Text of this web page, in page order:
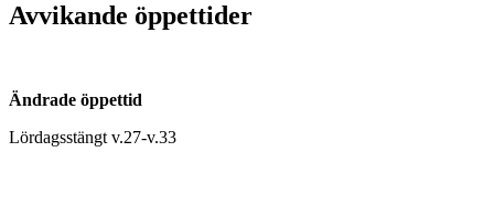
Avvikande öppettider
Ändrade öppettid
Lördagsstängt v.27-v.33